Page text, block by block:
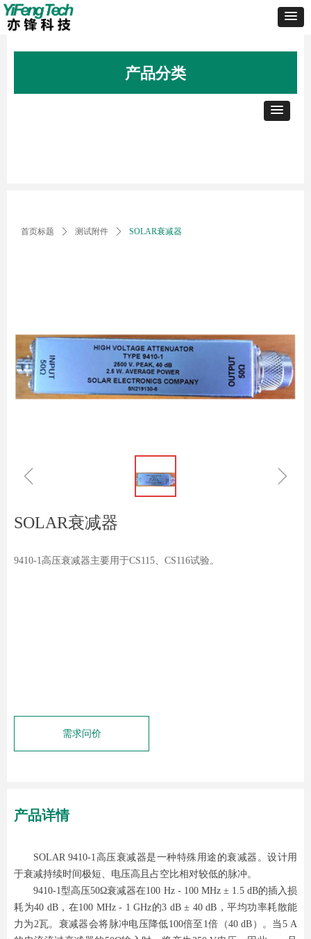
首页标题 ꄲ 测试附件 ꄲ SOLAR衰减器
ꁆ ꁇ
SOLAR衰减器
9410-1高压衰减器主要用于CS115、CS116试验。
需求问价
产品分类
SOLAR 9410-1高压衰减器是一种特殊用途的衰减器。设计用
于衰减持续时间极短、电压高且占空比相对较低的脉冲。
9410-1型高压50Ω衰减器在100 Hz - 100 MHz ± 1.5 dB的插入损
耗为40 dB，在100 MHz - 1 GHz的3 dB ± 40 dB，平均功率耗散能
力为2瓦。衰减器会将脉冲电压降低100倍至1倍（40 dB）。当5 A
产品详情